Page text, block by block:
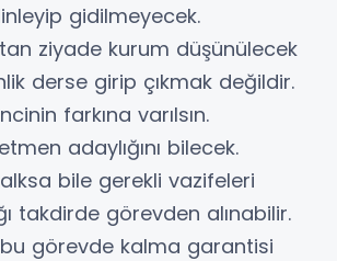
gidilmeyecek.
ziyade kurum düşünülecek
derse girip çıkmak değildir.
farkına varılsın.
adaylığını bilecek.
bile gerekli vazifeleri
takdirde görevden alınabilir.
görevde kalma garantisi